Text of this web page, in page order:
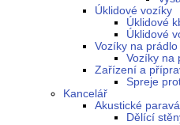
Úklidové vozíky
Úklidové
Úklidové
Vozíky na
Vozíky na
Zařízení a
Spreje
Kancelář
Akustické
Dělící